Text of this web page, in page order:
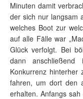
Minuten damit
der sich nur langsam
welches Boot zur
auf alle Fälle war
Glück verfolgt. Bei
dann
Konkurrenz hinterher
fahren, um dort den
erhalten. Anfangs